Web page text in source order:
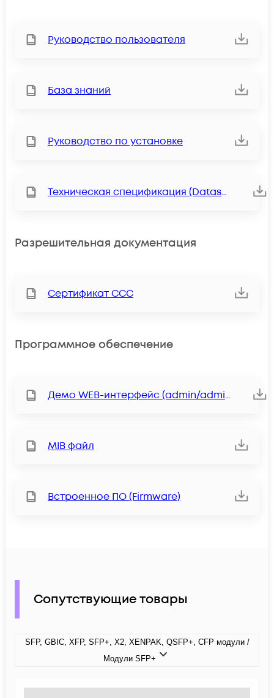
Руководство пользователя
База знаний
Руководство по установке
Техническая спецификация (Datasheet)
Разрешительная документация
Сертификат ССС
Программное обеспечение
Демо WEB-интерфейс (admin/admin)
MIB файл
Встроенное ПО (Firmware)
Сопутствующие товары
SFP, GBIC, XFP, SFP+, X2, XENPAK, QSFP+, CFP модули /
Модули SFP+